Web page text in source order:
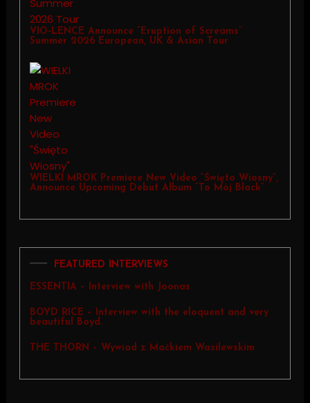
VIO-LENCE Announce “Eruption of Screams”
Summer 2026 European, UK & Asian Tour
WIELKI MROK Premiere New Video “Święto Wiosny”,
Announce Upcoming Debut Album “To Mój Black”
FEATURED INTERVIEWS
ESSENTIA – Interview with Joonas
BOYD RICE – Interview with the eloquent and very
beautiful Boyd.
THE THORN – Wywiad z Maćkiem Wasilewskim